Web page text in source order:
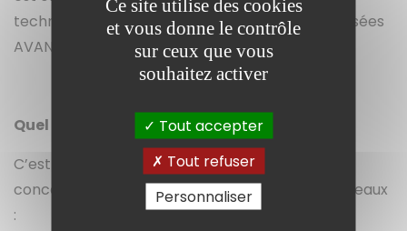
techniques et administratives doivent être réalisées
AVANT la réalisation des travaux.
Quel est le périmètre concerné ?
C’est l’ensemble du territoire communal qui est
concerné avec un dispositif opérationnel à 2 niveaux
:
Ce site utilise des cookies
et vous donne le contrôle
sur ceux que vous
souhaitez activer
Tout accepter
Tout refuser
Personnaliser